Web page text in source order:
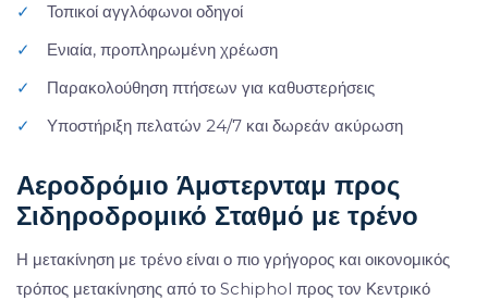
✓
Τοπικοί αγγλόφωνοι οδηγοί
✓
Ενιαία, προπληρωμένη χρέωση
✓
Παρακολούθηση πτήσεων για καθυστερήσεις
✓
Υποστήριξη πελατών 24/7 και δωρεάν ακύρωση
Αεροδρόμιο Άμστερνταμ προς
Σιδηροδρομικό Σταθμό με τρένο
Η μετακίνηση με τρένο είναι ο πιο γρήγορος και οικονομικός
τρόπος μετακίνησης από το Schiphol προς τον Κεντρικό